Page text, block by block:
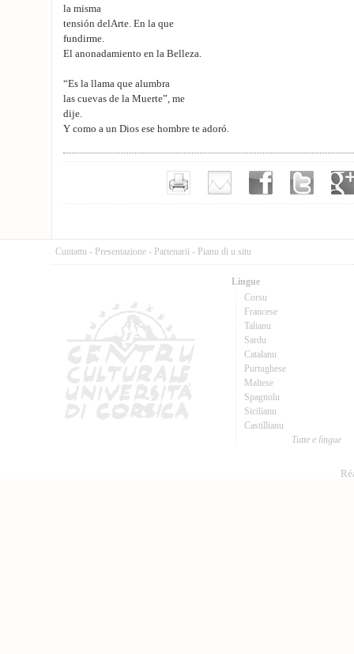
la misma
tensión delArte. En la que
fundirme.
El anonadamiento en la Belleza.
“Es la llama que alumbra
las cuevas de la Muerte”, me
dije.
Y como a un Dios ese hombre te adoró.
Cuntattu - Presentazione - Partenarii - Pianu di u situ
Lingue
Corsu
Francese
Talianu
Sardu
Catalanu
Purtughese
Maltese
Spagnolu
Sicilianu
Castillianu
Tutte e lingue